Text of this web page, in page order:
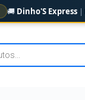
🚚 Dinho'S Express |